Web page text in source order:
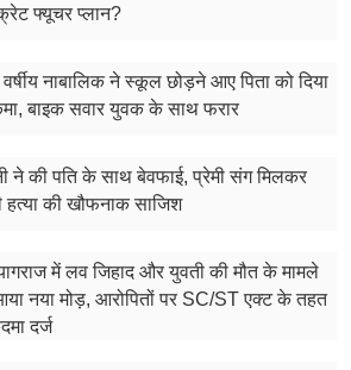
फ्यूचर प्लान?
नाबालिक ने स्कूल छोड़ने आए पिता को दिया
बाइक सवार युवक के साथ फरार
ने की पति के साथ बेवफाई, प्रेमी संग मिलकर
हत्या की खौफनाक साजिश
में लव जिहाद और युवती की मौत के मामले
नया मोड़, आरोपितों पर SC/ST एक्ट के तहत
दर्ज